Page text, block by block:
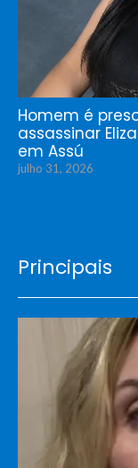
Homem é
assassinar
em Assú
julho 31, 2026
Principais